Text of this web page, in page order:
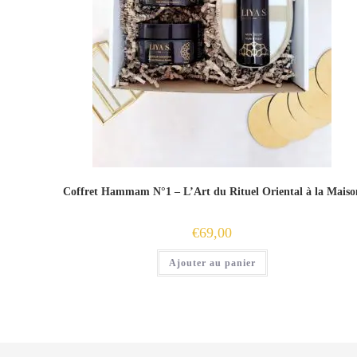
Coffret Hammam N°1 – L’Art du Rituel Oriental à la
€69,00
Ajouter au panier